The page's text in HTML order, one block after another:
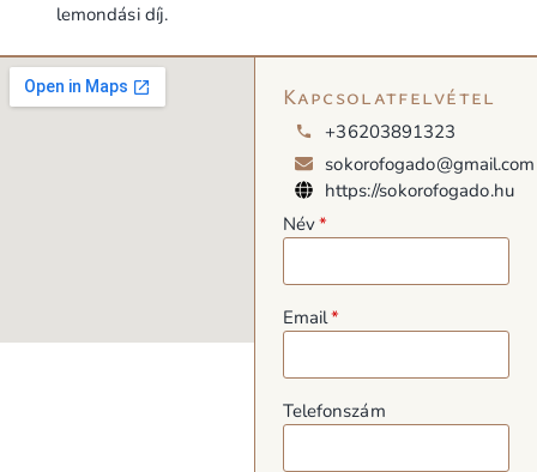
lemondási díj.
Kapcsolatfelvétel
+36203891323
sokorofogado@gmail.com
https://sokorofogado.hu
Név
Email
Telefonszám